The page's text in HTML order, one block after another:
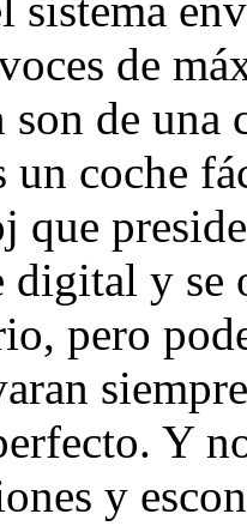
de
de una
un coche
digital y se
pero
Y
y